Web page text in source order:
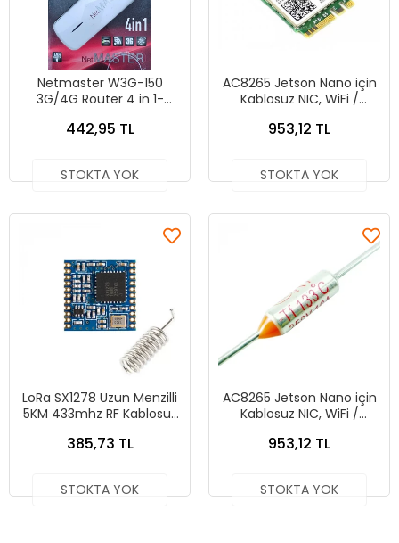
Netmaster W3G-150
3G/4G Router 4 in 1-
442,95 TL
STOKTA YOK
AC8265 Jetson Nano için
Kablosuz NIC, WiFi /
953,12 TL
STOKTA YOK
LoRa SX1278 Uzun Menzilli
5KM 433mhz RF Kablosuz
385,73 TL
STOKTA YOK
AC8265 Jetson Nano için
Kablosuz NIC, WiFi /
953,12 TL
STOKTA YOK